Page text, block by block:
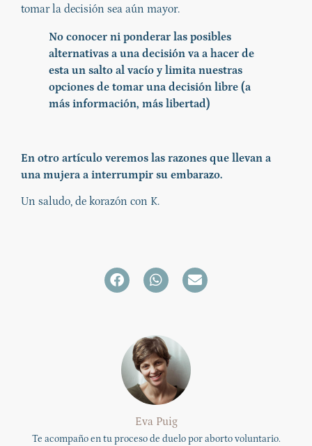
tomar la decisión sea aún mayor.
No conocer ni ponderar las posibles
alternativas a una decisión va a hacer de
esta un salto al vacío y limita nuestras
opciones de tomar una decisión libre (a
más información, más libertad)
En otro artículo veremos las razones que llevan a
una mujera a interrumpir su embarazo.
Un saludo, de korazón con K.
Eva Puig
Te acompaño en tu proceso de duelo por aborto voluntario.